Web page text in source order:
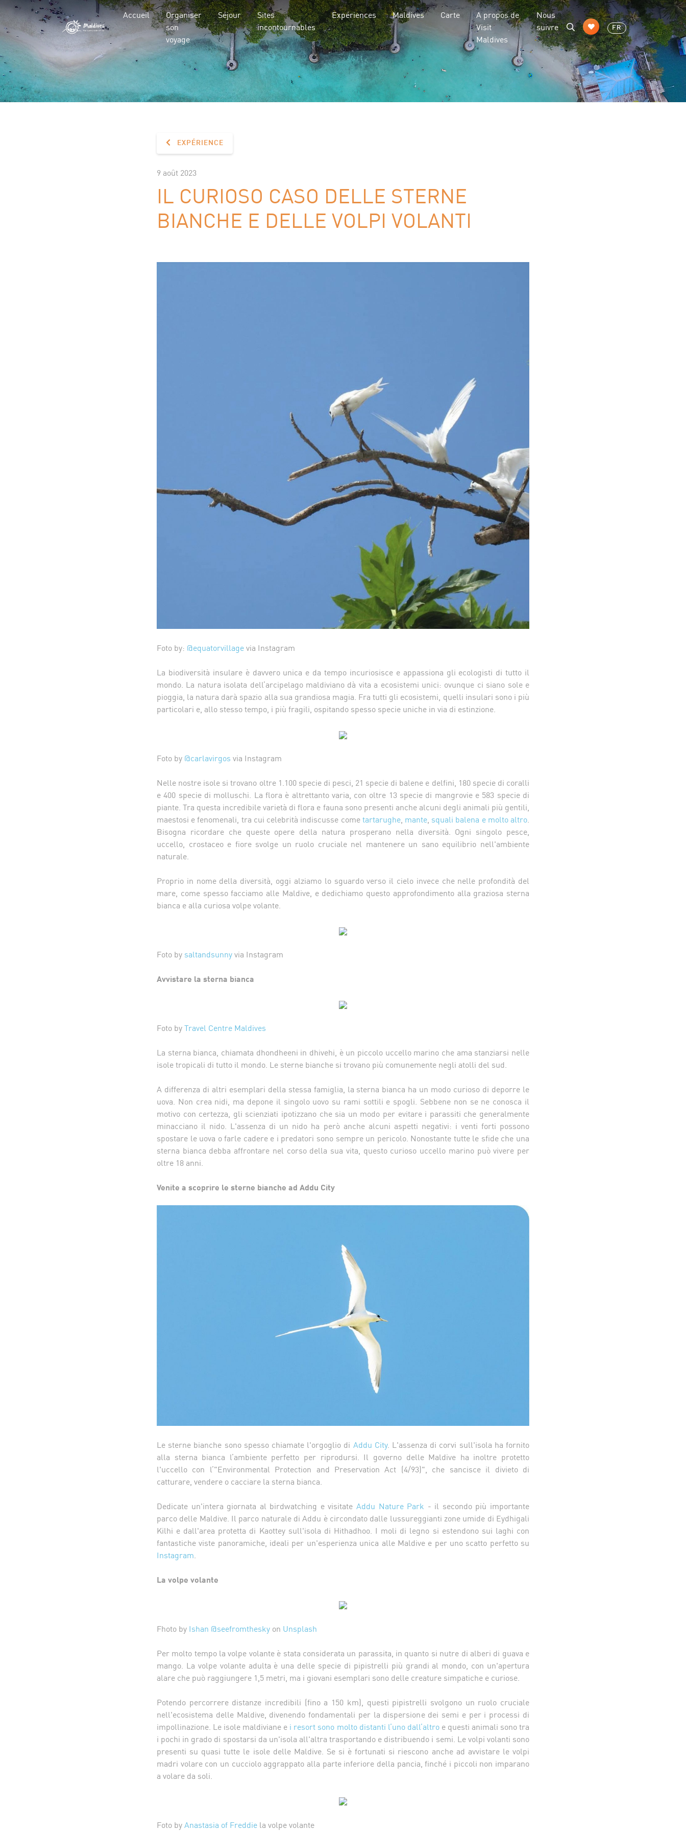
Accueil
Organiser
son
voyage
Séjour
Sites
incontournables
Expériences Maldives Carte
A propos de
Visit
Maldives
Nous
suivre
FR
EXPÉRIENCE
9 août 2023
IL CURIOSO CASO DELLE STERNE
BIANCHE E DELLE VOLPI VOLANTI
Foto by: @equatorvillagevia Instagram
La biodiversità insulare è davvero unica e da tempo incuriosisce e appassiona gli ecologisti di tutto il
mondo. La natura isolata dell’arcipelago maldiviano dà vita a ecosistemi unici: ovunque ci siano sole e
pioggia, la natura darà spazio alla sua grandiosa magia. Fra tutti gli ecosistemi, quelli insulari sono i più
particolari e, allo stesso tempo, i più fragili, ospitando spesso specie uniche in via di estinzione.
Foto by @carlavirgos via Instagram
Nelle nostre isole si trovano oltre 1.100 specie di pesci, 21 specie di balene e delfini, 180 specie di coralli
e 400 specie di molluschi. La flora è altrettanto varia, con oltre 13 specie di mangrovie e 583 specie di
piante. Tra questa incredibile varietà di flora e fauna sono presenti anche alcuni degli animali più gentili,
maestosi e fenomenali, tra cui celebrità indiscusse cometartarughe, mante, squali balena e molto altro.
Bisogna ricordare che queste opere della natura prosperano nella diversità. Ogni singolo pesce,
uccello, crostaceo e fiore svolge un ruolo cruciale nel mantenere un sano equilibrio nell'ambiente
naturale.
Proprio in nome della diversità, oggi alziamo lo sguardo verso il cielo invece che nelle profondità del
mare, come spesso facciamo alle Maldive, e dedichiamo questo approfondimento alla graziosa sterna
bianca e alla curiosa volpe volante.
Foto by saltandsunnyvia Instagram
Avvistare la sterna bianca
Foto byTravel Centre Maldives
La sterna bianca, chiamata dhondheeni in dhivehi, è un piccolo uccello marino che ama stanziarsi nelle
isole tropicali di tutto il mondo. Le sterne bianche si trovano più comunemente negli atolli del sud.
A differenza di altri esemplari della stessa famiglia, la sterna bianca ha un modo curioso di deporre le
uova. Non crea nidi, ma depone il singolo uovo su rami sottili e spogli. Sebbene non se ne conosca il
motivo con certezza, gli scienziati ipotizzano che sia un modo per evitare i parassiti che generalmente
minacciano il nido. L'assenza di un nido ha però anche alcuni aspetti negativi: i venti forti possono
spostare le uova o farle cadere e i predatori sono sempre un pericolo. Nonostante tutte le sfide che una
sterna bianca debba affrontare nel corso della sua vita, questo curioso uccello marino può vivere per
oltre 18 anni.
Venite a scoprire le sterne bianche ad Addu City
Le sterne bianche sono spesso chiamate l'orgoglio di Addu City. L'assenza di corvi sull'isola ha fornito
alla sterna bianca l’ambiente perfetto per riprodursi. Il governo delle Maldive ha inoltre protetto
l'uccello con l’"Environmental Protection and Preservation Act (4/93)", che sancisce il divieto di
catturare, vendere o cacciare la sterna bianca.
Dedicate un'intera giornata al birdwatching e visitate Addu Nature Park - il secondo più importante
parco delle Maldive. Il parco naturale di Addu è circondato dalle lussureggianti zone umide di Eydhigali
Kilhi e dall'area protetta di Kaottey sull'isola di Hithadhoo. I moli di legno si estendono sui laghi con
fantastiche viste panoramiche, ideali per un'esperienza unica alle Maldive e per uno scatto perfetto su
Instagram
La volpe volante
Fhoto by Ishan @seefromthesky on Unsplash
Per molto tempo la volpe volante è stata considerata un parassita, in quanto si nutre di alberi di guava e
mango. La volpe volante adulta è una delle specie di pipistrelli più grandi al mondo, con un'apertura
alare che può raggiungere 1,5 metri, ma i giovani esemplari sono delle creature simpatiche e curiose.
Potendo percorrere distanze incredibili (fino a 150 km), questi pipistrelli svolgono un ruolo cruciale
nell'ecosistema delle Maldive, divenendo fondamentali per la dispersione dei semi e per i processi di
impollinazione. Le isole maldiviane e i resort sono molto distanti l’uno dall’altroe questi animali sono tra
i pochi in grado di spostarsi da un'isola all'altra trasportando e distribuendo i semi. Le volpi volanti sono
presenti su quasi tutte le isole delle Maldive. Se si è fortunati si riescono anche ad avvistare le volpi
madri volare con un cucciolo aggrappato alla parte inferiore della pancia, finché i piccoli non imparano
a volare da soli.
Foto byAnastasia of Freddie la volpe volante